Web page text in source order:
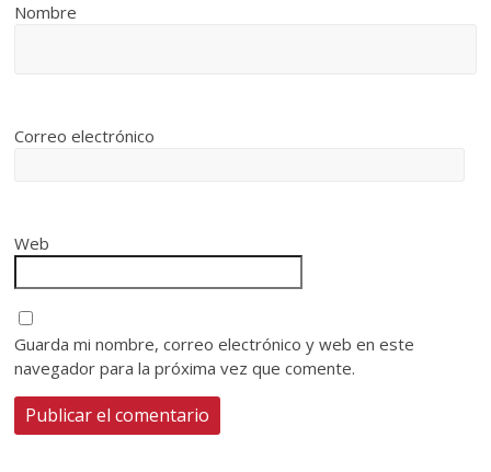
Nombre
Correo electrónico
Web
Guarda mi nombre, correo electrónico y web en este
navegador para la próxima vez que comente.